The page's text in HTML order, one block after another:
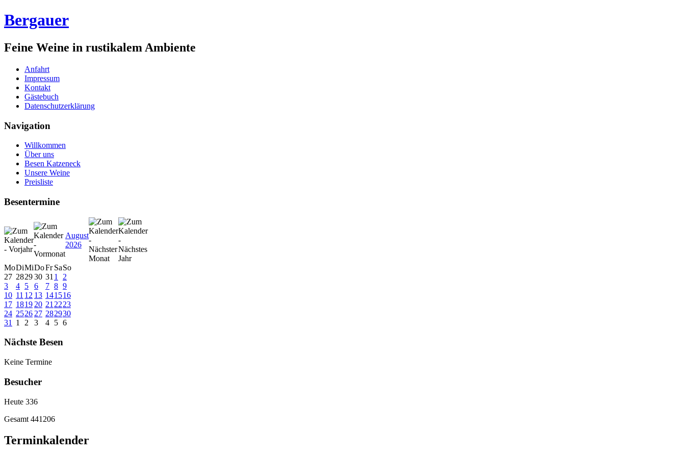
Bergauer
Feine Weine in rustikalem Ambiente
Anfahrt
Impressum
Kontakt
Gästebuch
Datenschutzerklärung
Navigation
Willkommen
Über uns
Besen Katzeneck
Unsere Weine
Preisliste
Besentermine
August
2026
MoDiMiDoFr SaSo
27 282930 31 1
2
3
4 5 6 7 8 9
10 11 12 13 141516
17 1819 20 21 2223
24 2526 27 282930
31
1 2 3 4 5 6
Nächste Besen
Keine Termine
Besucher
Heute 336
Gesamt 441206
Terminkalender